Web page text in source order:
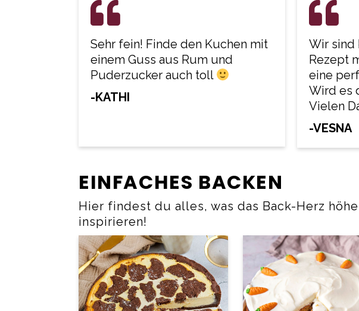
Sehr fein! Finde den Kuchen mit
einem Guss aus Rum und
Puderzucker auch toll
-KATHI
Wir
Rezept
eine
Wird es
Vielen
-VESNA
EINFACHES BACKEN
Hier findest du alles, was das Back-Herz
inspirieren!